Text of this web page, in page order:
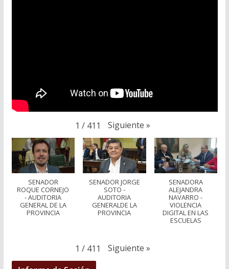
1 / 411 Siguiente »
SENADOR
ROQUE CORNEJO
- AUDITORIA
GENERAL DE LA
PROVINCIA
SENADOR JORGE
SOTO -
AUDITORIA
GENERALDE LA
PROVINCIA
SENADORA
ALEJANDRA
NAVARRO -
VIOLENCIA
DIGITAL EN LAS
ESCUELAS
1 / 411 Siguiente »